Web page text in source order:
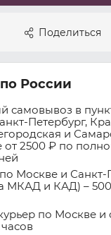
Поделиться
России
самовывоз в
Петербург,
и
от 2500 ₽ по
Москве и Санкт-
МКАД и КАД) –
по Москве и